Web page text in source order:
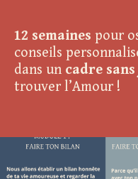
12 semaines pour
conseils
dans un cadre
trouver l’Amour !